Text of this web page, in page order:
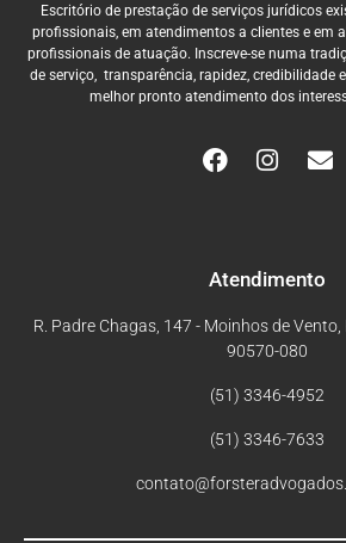
Atendimento
R. Padre Chagas, 147 - Moinhos de
90570-080
(51) 3346-4952
(51) 3346-7633
Escritório de prestação de serviços jurídicos
profissionais, em atendimentos a clientes e em
profissionais de atuação. Inscreve-se numa
de serviço, transparência, rapidez, credibilidade
melhor pronto atendimento dos